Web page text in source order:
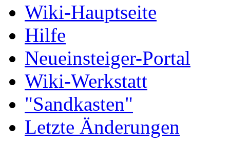
Wiki-Hauptseite
Hilfe
Neueinsteiger-Portal
Wiki-Werkstatt
"Sandkasten"
Letzte Änderungen